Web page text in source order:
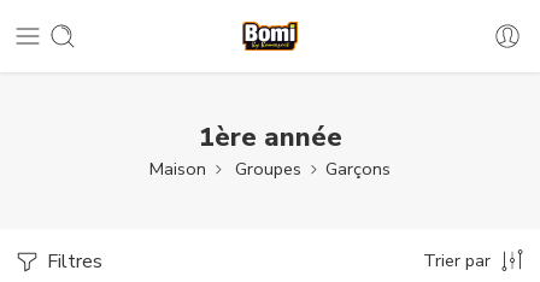
1ère année
Maison Groupes Garçons
Filtres Trier par